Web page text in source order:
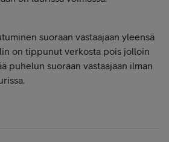
suoraan vastaajaan yleensä
on tippunut verkosta pois jolloin
puhelun suoraan vastaajaan ilman